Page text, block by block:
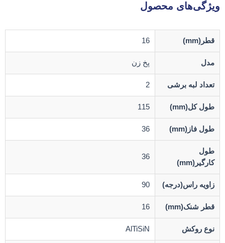
ویژگی‌های محصول
قطر(mm) 16
مدل پخ زن
تعداد لبه برشی 2
طول کل(mm) 115
طول فاز(mm) 36
طول
کارگیر(mm)
36
زاویه راس(درجه) 90
قطر شنک(mm) 16
نوع روکش AlTiSiN